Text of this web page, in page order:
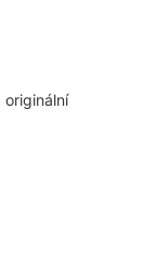
originální